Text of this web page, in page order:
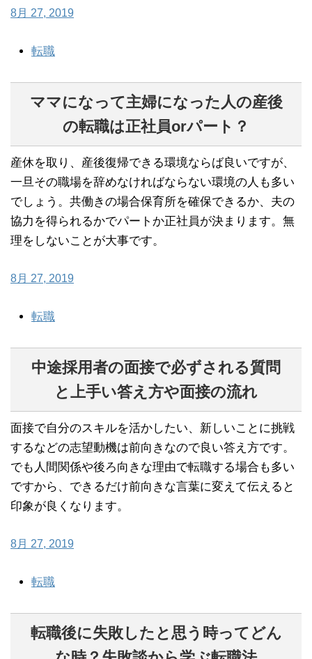
8月 27, 2019
転職
ママになって主婦になった人の産後
の転職は正社員orパート？
産休を取り、産後復帰できる環境ならば良いですが、
一旦その職場を辞めなければならない環境の人も多い
でしょう。共働きの場合保育所を確保できるか、夫の
協力を得られるかでパートか正社員が決まります。無
理をしないことが大事です。
8月 27, 2019
転職
中途採用者の面接で必ずされる質問
と上手い答え方や面接の流れ
面接で自分のスキルを活かしたい、新しいことに挑戦
するなどの志望動機は前向きなので良い答え方です。
でも人間関係や後ろ向きな理由で転職する場合も多い
ですから、できるだけ前向きな言葉に変えて伝えると
印象が良くなります。
8月 27, 2019
転職
転職後に失敗したと思う時ってどん